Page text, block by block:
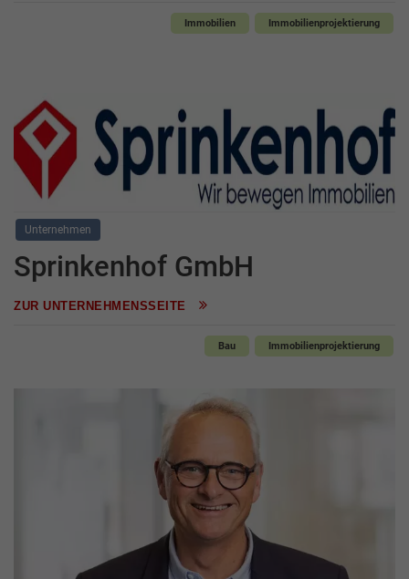
Immobilien Immobilienprojektierung
Unternehmen
Sprinkenhof GmbH
ZUR UNTERNEHMENSSEITE
Bau Immobilienprojektierung